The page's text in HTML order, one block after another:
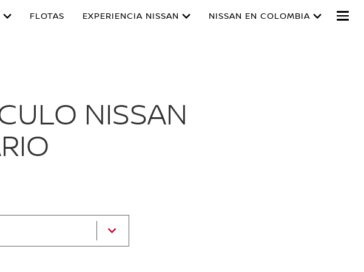
FLOTAS EXPERIENCIA NISSAN NISSAN EN COLOMBIA
NISSAN
modelo